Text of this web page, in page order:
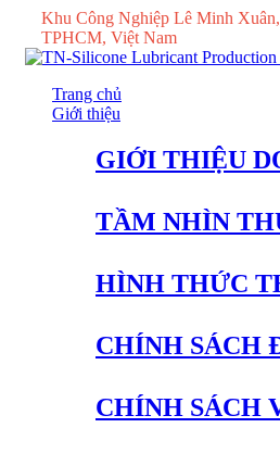
Khu Công Nghiệp Lê Minh
TPHCM, Việt Nam
Trang chủ
Giới thiệu
GIỚI THIỆU
TẦM NHÌN
HÌNH THỨC
CHÍNH SÁCH
CHÍNH SÁCH